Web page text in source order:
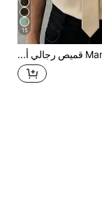
15
Manfinity Dauomo قميص رجالي أنيق بأكمام قصيرة وياقة كلاسيكية بلون بيج موحد مثالي للارتداء الرسمي أو العمل الكاجوال